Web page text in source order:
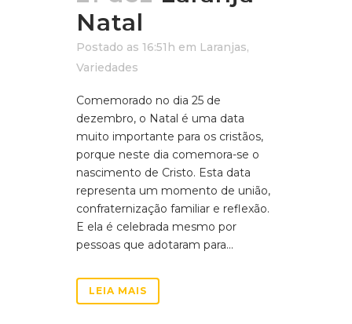
Natal
Postado as 16:51h em Laranjas,
Variedades
Comemorado no dia 25 de
dezembro, o Natal é uma data
muito importante para os cristãos,
porque neste dia comemora-se o
nascimento de Cristo. Esta data
representa um momento de união,
confraternização familiar e reflexão.
E ela é celebrada mesmo por
pessoas que adotaram para...
LEIA MAIS